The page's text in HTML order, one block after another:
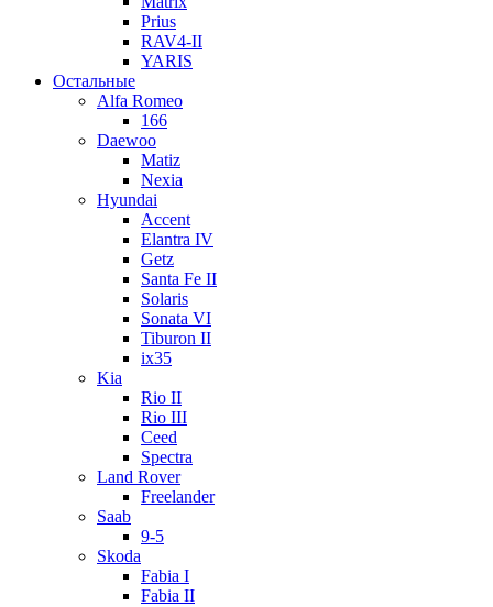
Prius
RAV4-II
YARIS
Остальные
Alfa Romeo
166
Daewoo
Matiz
Nexia
Hyundai
Accent
Elantra IV
Getz
Santa Fe II
Solaris
Sonata VI
Tiburon II
ix35
Kia
Rio II
Rio III
Ceed
Spectra
Land Rover
Freelander
Saab
9-5
Skoda
Fabia I
Fabia II